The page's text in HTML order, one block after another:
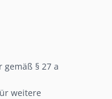
§ 27 a
weitere